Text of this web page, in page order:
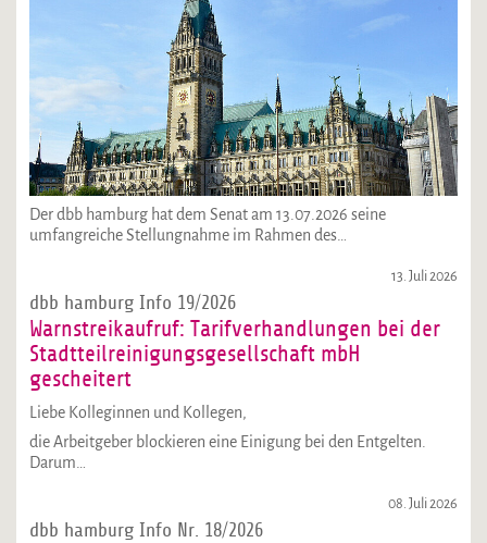
Der dbb hamburg hat dem Senat am 13.07.2026 seine
umfangreiche Stellungnahme im Rahmen des…
13. Juli 2026
dbb hamburg Info 19/2026
Warnstreikaufruf: Tarifverhandlungen bei der
Stadtteilreinigungsgesellschaft mbH
gescheitert
Liebe Kolleginnen und Kollegen,
die Arbeitgeber blockieren eine Einigung bei den Entgelten.
Darum…
08. Juli 2026
dbb hamburg Info Nr. 18/2026